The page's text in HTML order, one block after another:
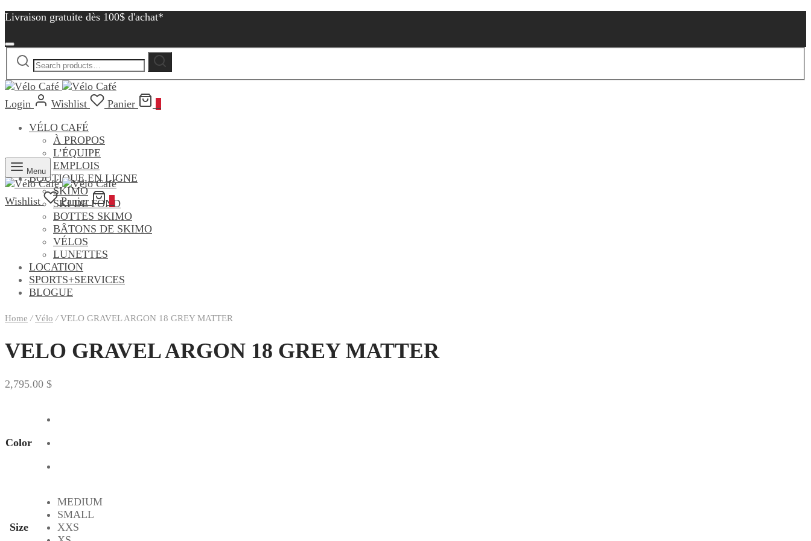
Livraison gratuite dès 100$ d'achat*
Search
for:
Search
Login Wishlist Panier
VÉLO CAFÉ
À PROPOS
L’ÉQUIPE
EMPLOIS
BOUTIQUE EN LIGNE
SKIMO
SKI DE FOND
BOTTES SKIMO
BÂTONS DE SKIMO
VÉLOS
LUNETTES
LOCATION
SPORTS+SERVICES
BLOGUE
Menu
Wishlist Panier
Home / Vélo /VELO GRAVEL ARGON 18 GREY MATTER
VELO GRAVEL ARGON 18 GREY MATTER
2,795.00 $
Color
Size
MEDIUM
SMALL
XXS